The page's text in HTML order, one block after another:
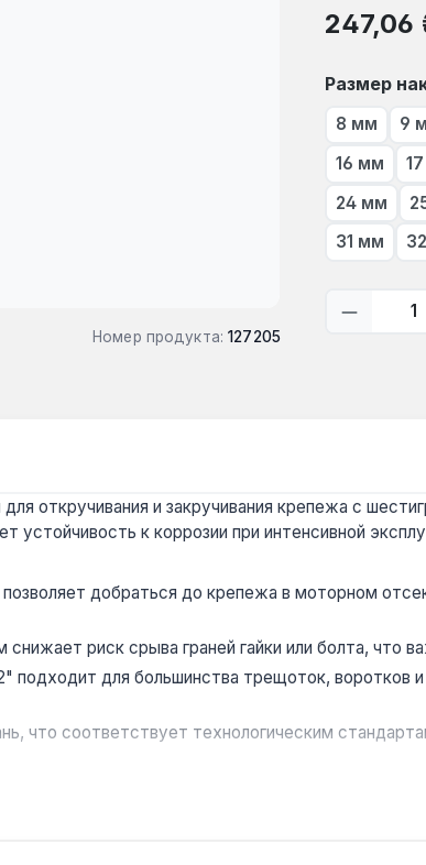
Номер продукта: 127205
Обычная
247,06
Выберите
Размер
8 мм 9
16 мм
24 мм
31 мм
откручивания и закручивания крепежа с
устойчивость к коррозии при интенсивной
добраться до крепежа в моторном
снижает риск срыва граней гайки или болта, что
подходит для большинства трещоток, воротков
что соответствует технологическим
при ремонте автомобилей, сборке мебели